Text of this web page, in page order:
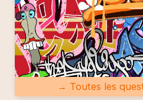
→ Toutes les